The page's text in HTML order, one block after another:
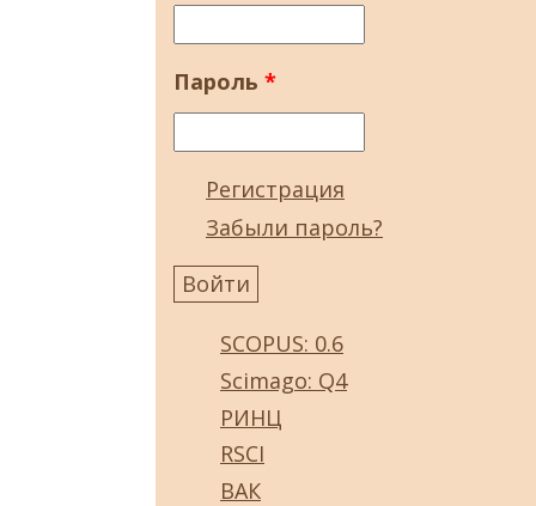
Пароль *
Регистрация
Забыли пароль?
SCOPUS: 0.6
Scimago: Q4
РИНЦ
RSCI
ВАК